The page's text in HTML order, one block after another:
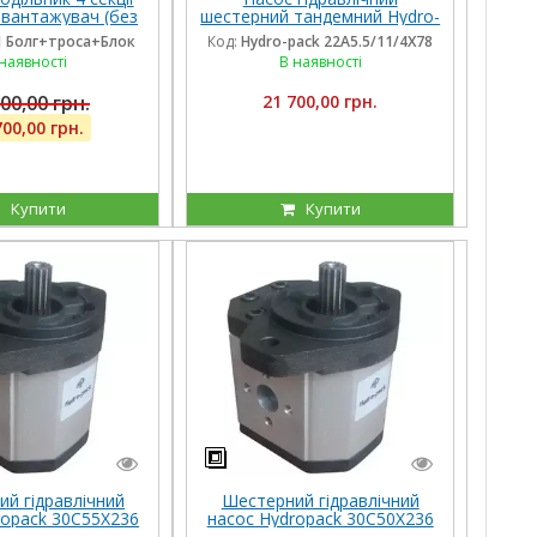
(без
троса та
штуцера
Болг+троса+Блок
грн.
грн.
Купити
шестерний тандемний Hydro-
pack 22A5.5/11/4X780DSS для
CLAAS
Код: Hydro-pack 22A5.5/11/4X78
В наявності
21 700,00 грн.
Купити
гідравлічний
30C55X236
Шестерний гідравлічний
насос Hydropack 30C50X236